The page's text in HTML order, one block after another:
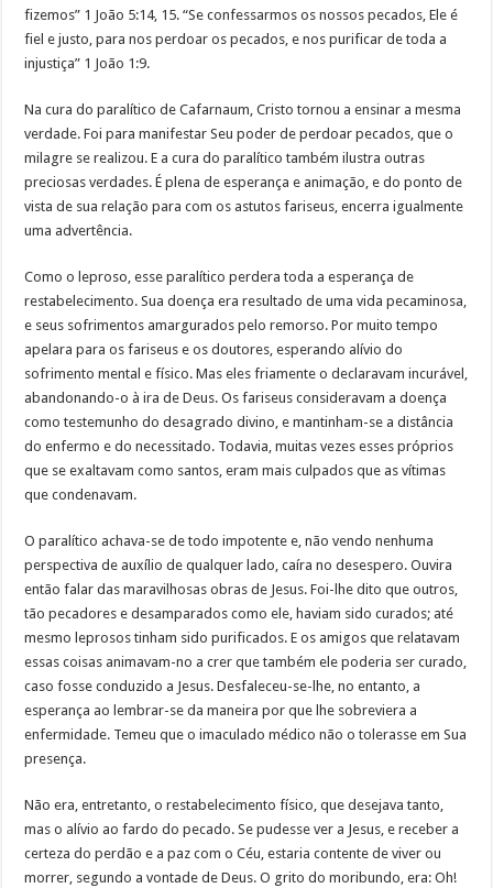
fizemos” 1 João 5:14, 15. “Se confessarmos os nossos pecados, Ele é
fiel e justo, para nos perdoar os pecados, e nos purificar de toda a
injustiça” 1 João 1:9.
Na cura do paralítico de Cafarnaum, Cristo tornou a ensinar a mesma
verdade. Foi para manifestar Seu poder de perdoar pecados, que o
milagre se realizou. E a cura do paralítico também ilustra outras
preciosas verdades. É plena de esperança e animação, e do ponto de
vista de sua relação para com os astutos fariseus, encerra igualmente
uma advertência.
Como o leproso, esse paralítico perdera toda a esperança de
restabelecimento. Sua doença era resultado de uma vida pecaminosa,
e seus sofrimentos amargurados pelo remorso. Por muito tempo
apelara para os fariseus e os doutores, esperando alívio do
sofrimento mental e físico. Mas eles friamente o declaravam incurável,
abandonando-o à ira de Deus. Os fariseus consideravam a doença
como testemunho do desagrado divino, e mantinham-se a distância
do enfermo e do necessitado. Todavia, muitas vezes esses próprios
que se exaltavam como santos, eram mais culpados que as vítimas
que condenavam.
O paralítico achava-se de todo impotente e, não vendo nenhuma
perspectiva de auxílio de qualquer lado, caíra no desespero. Ouvira
então falar das maravilhosas obras de Jesus. Foi-lhe dito que outros,
tão pecadores e desamparados como ele, haviam sido curados; até
mesmo leprosos tinham sido purificados. E os amigos que relatavam
essas coisas animavam-no a crer que também ele poderia ser curado,
caso fosse conduzido a Jesus. Desfaleceu-se-lhe, no entanto, a
esperança ao lembrar-se da maneira por que lhe sobreviera a
enfermidade. Temeu que o imaculado médico não o tolerasse em Sua
presença.
Não era, entretanto, o restabelecimento físico, que desejava tanto,
mas o alívio ao fardo do pecado. Se pudesse ver a Jesus, e receber a
certeza do perdão e a paz com o Céu, estaria contente de viver ou
morrer, segundo a vontade de Deus. O grito do moribundo, era: Oh!